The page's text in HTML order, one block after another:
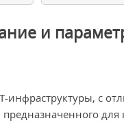
и
инфраструктуры, с
предназначенного